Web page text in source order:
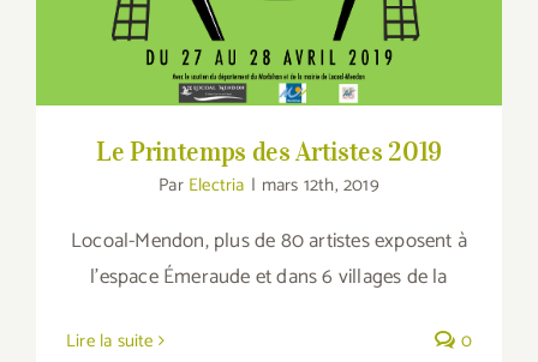
Le Printemps des Artistes 2019
Par Electria | mars 12th, 2019
Locoal-Mendon, plus de 80 artistes exposent à
l’espace Émeraude et dans 6 villages de la
Lire la suite 0